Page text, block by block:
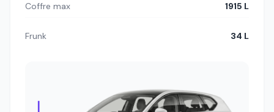
Coffre max 1915 L
Frunk 34 L